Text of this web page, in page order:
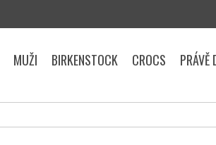
MUŽI BIRKENSTOCK CROCS PRÁVĚ